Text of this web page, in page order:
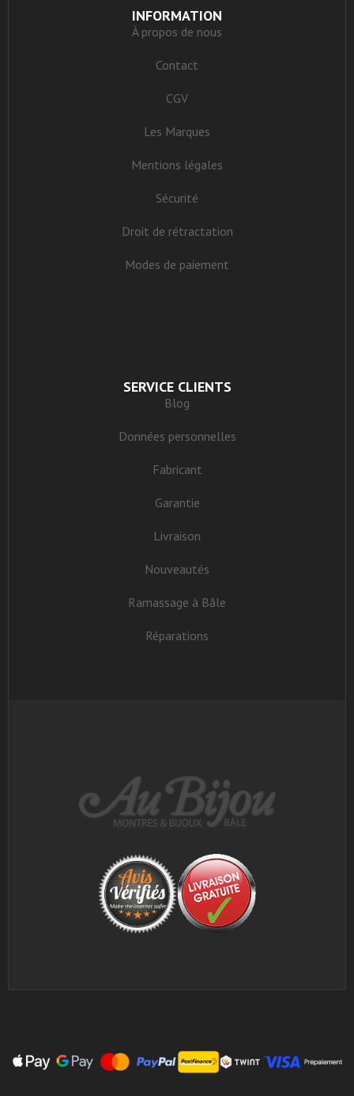
INFORMATION
À propos de nous
Contact
CGV
Les Marques
Mentions légales
Sécurité
Droit de rétractation
Modes de paiement
SERVICE CLIENTS
Blog
Données personnelles
Fabricant
Garantie
Livraison
Nouveautés
Ramassage à Bâle
Réparations